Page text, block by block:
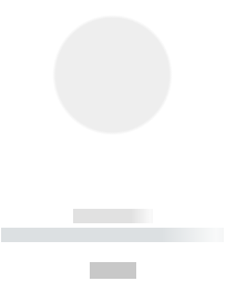
------------
----------- ----------- ----------